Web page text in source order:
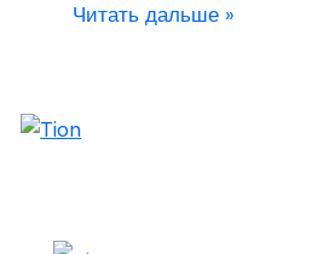
Читать дальше »